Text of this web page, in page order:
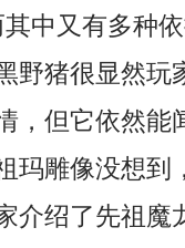
中又有多种
野猪很显然玩
，但它依然能
玛雕像没想到
介绍了先祖魔